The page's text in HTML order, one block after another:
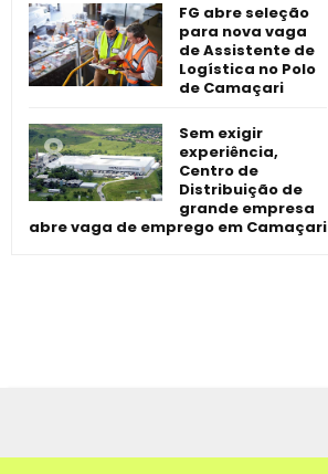
FG abre seleção
para nova vaga
de Assistente de
Logística no Polo
de Camaçari
Sem exigir
experiência,
Centro de
Distribuição de
grande empresa
abre vaga de emprego em Camaçari